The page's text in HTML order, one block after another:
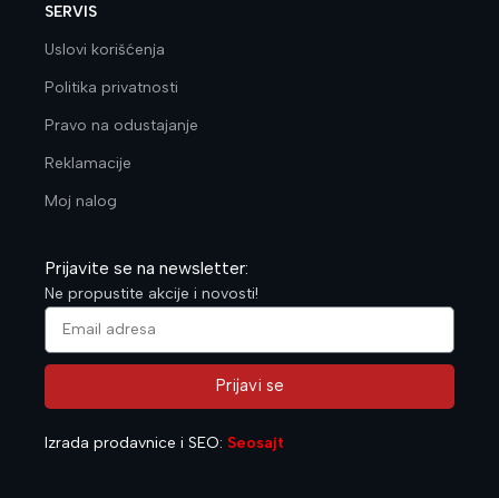
SERVIS
Uslovi korišćenja
Politika privatnosti
Pravo na odustajanje
Reklamacije
Moj nalog
Prijavite se na newsletter:
Ne propustite akcije i novosti!
Prijavi se
Izrada prodavnice i SEO: Seosajt